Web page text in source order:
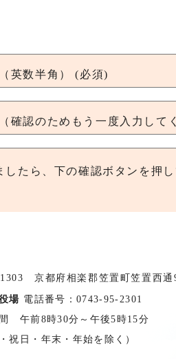
英数半角） (必須)
確認のためもう一度入力して
たら、下の確認ボタンを押し
京都府相楽郡笠置町笠置西通
場 電話番号：0743-95-2301
午前8時30分～午後5時15分
祝日・年末・年始を除く）